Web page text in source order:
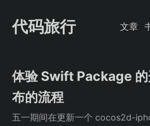
代码旅行 文章
体验 Swift Package 的
布的流程
五一期间在更新一个 cocos2d-